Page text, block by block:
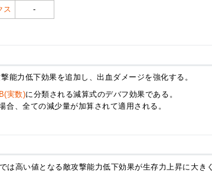
ス -
能力低下効果を追加し、出血ダメージを強化する。
実数)に分類される減算式のデバフ効果である。
、全ての減少量が加算されて適用される。
は高い値となる敵攻撃能力低下効果が生存力上昇に大き